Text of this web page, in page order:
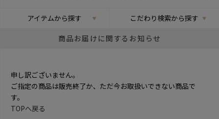
アイテムから探す こだわり検索から探す
商品お届けに関するお知らせ
申し訳ございません。
ご指定の商品は販売終了か、ただ今お取扱いできない商品で
す。
TOPへ戻る